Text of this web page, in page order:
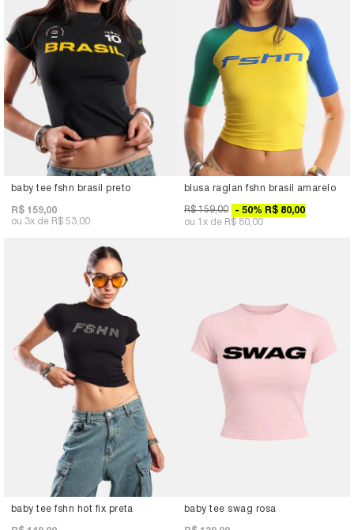
baby tee fshn brasil preto
R$ 159,00
3x R$ 53,00
blusa raglan fshn brasil amarelo
R$ 159,00 R$ 80,00
50%
1x R$ 80,00
baby tee fshn hot fix preta baby tee swag rosa